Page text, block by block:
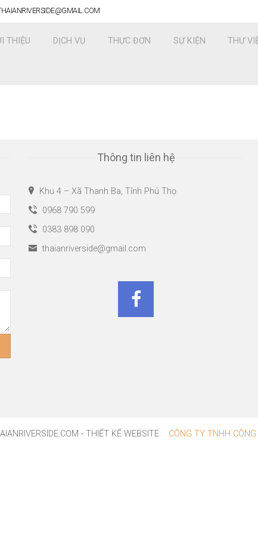
THIỆU DỊCH VỤ THỰC ĐƠN SỰ KIỆN THƯ
Thông tin liên hệ
Khu 4 – Xã Thanh Ba, Tỉnh Phú Thọ
0968 790 599
0383 898 090
thaianriverside@gmail.com
- THIẾT KẾ WEBSITE: CÔNG TY TNHH